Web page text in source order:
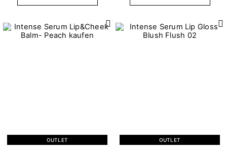
OUTLET OUTLET